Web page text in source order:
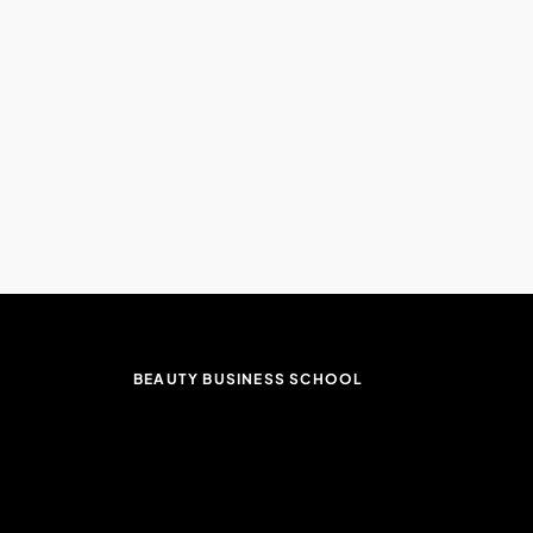
BEAUTY BUSINESS SCHOOL